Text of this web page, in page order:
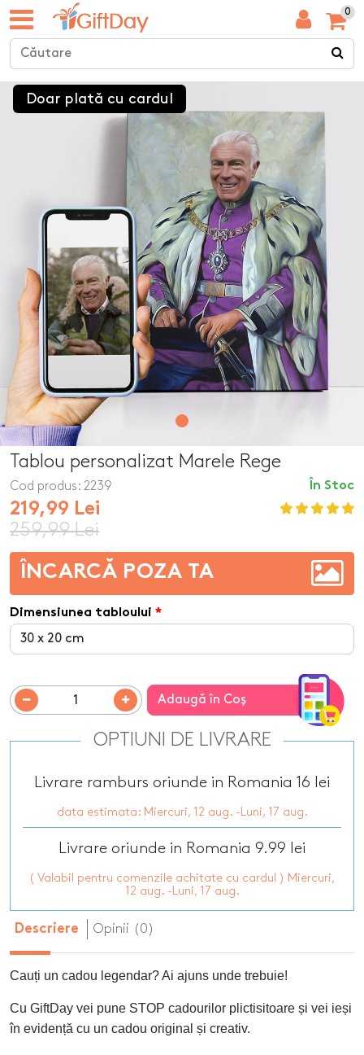
0
Doar plată cu cardul
Tablou personalizat Marele Rege
În Stoc
Cod produs: 2239
219,99 Lei
259,99 Lei
ÎNCARCĂ POZA TA
Dimensiunea tabloului
Adaugă în Coş
OPTIUNI DE LIVRARE
Livrare ramburs oriunde in Romania 16 lei
data estimata: Miercuri, 12 aug. -Luni, 17 aug.
Livrare oriunde in Romania 9.99 lei
( Valabil pentru comenzile achitate cu cardul ) Miercuri,
12 aug. -Luni, 17 aug.
Descriere Opinii (0)
Cauți un cadou legendar? Ai ajuns unde trebuie!
Cu GiftDay vei pune STOP cadourilor plictisitoare și vei ieși
în evidență cu un cadou original și creativ.